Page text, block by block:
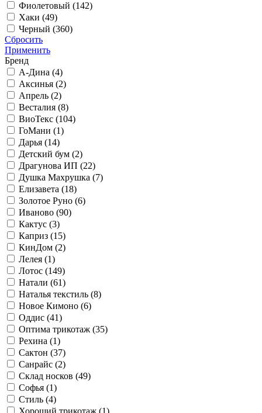
Фиолетовый (142)
Хаки (49)
Черный (360)
Сбросить
Применить
Бренд
А-Дина (4)
Аксинья (2)
Апрель (2)
Весталия (8)
ВиоТекс (104)
ГоМани (1)
Дарья (14)
Детский бум (2)
Драгунова ИП (22)
Душка Махрушка (7)
Елизавета (18)
Золотое Руно (6)
Иваново (90)
Кактус (3)
Каприз (15)
КинДом (2)
Лелея (1)
Лотос (149)
Натали (61)
Наталья текстиль (8)
Новое Кимоно (6)
Оддис (41)
Оптима трикотаж (35)
Рехина (1)
Сактон (37)
Санрайс (2)
Склад носков (49)
Софья (1)
Стиль (4)